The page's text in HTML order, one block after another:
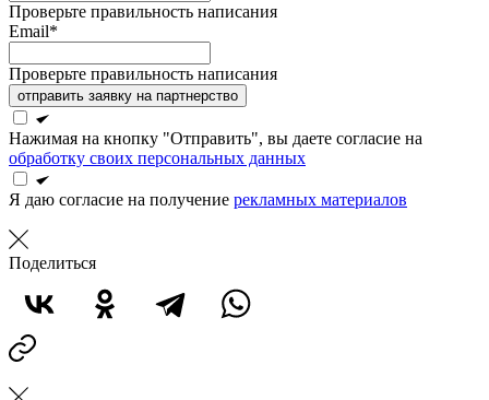
Проверьте правильность написания
Email*
Проверьте правильность написания
отправить заявку на партнерство
Нажимая на кнопку "Отправить", вы даете согласие на
обработку своих персональных данных
Я даю согласие на получение рекламных материалов
Поделиться